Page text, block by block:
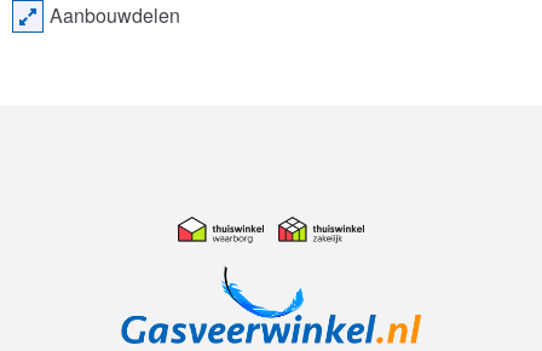
Aanbouwdelen